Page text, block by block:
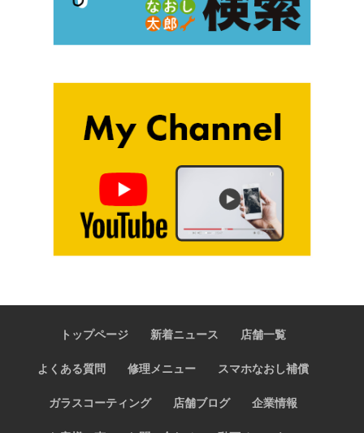
トップページ 新着ニュース 店舗一覧
よくある質問 修理メニュー スマホなおし補償
ガラスコーティング 店舗ブログ 企業情報